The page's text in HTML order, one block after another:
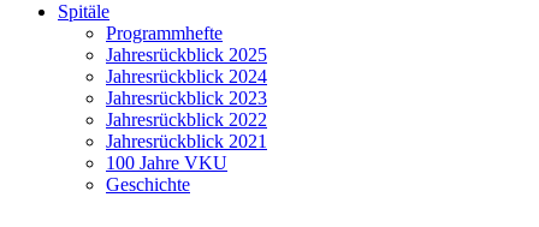
Spitäle
Programmhefte
Jahresrückblick 2025
Jahresrückblick 2024
Jahresrückblick 2023
Jahresrückblick 2022
Jahresrückblick 2021
100 Jahre VKU
Geschichte